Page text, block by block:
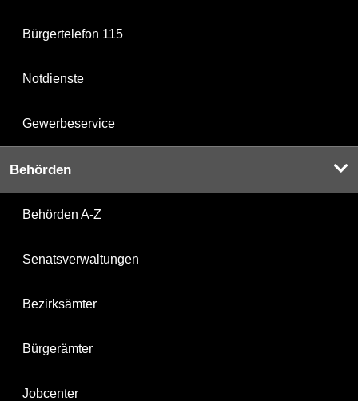
Bürgertelefon 115
Notdienste
Gewerbeservice
Behörden
Behörden A-Z
Senatsverwaltungen
Bezirksämter
Bürgerämter
Jobcenter